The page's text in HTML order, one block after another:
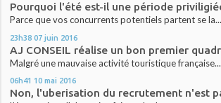
Pourquoi l'été est-il une période
Parce que vos concurrents potentiels partent se la...
23h38 07 juin 2016
AJ CONSEIL réalise un bon premier
Malgré une mauvaise activité touristique française...
06h41 10 mai 2016
Non, l'uberisation du recrutement n'est